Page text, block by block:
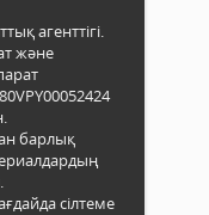
агенттігі.
және
барлық
сілтеме